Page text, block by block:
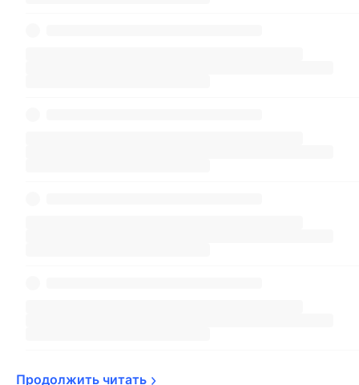
Продолжить читать